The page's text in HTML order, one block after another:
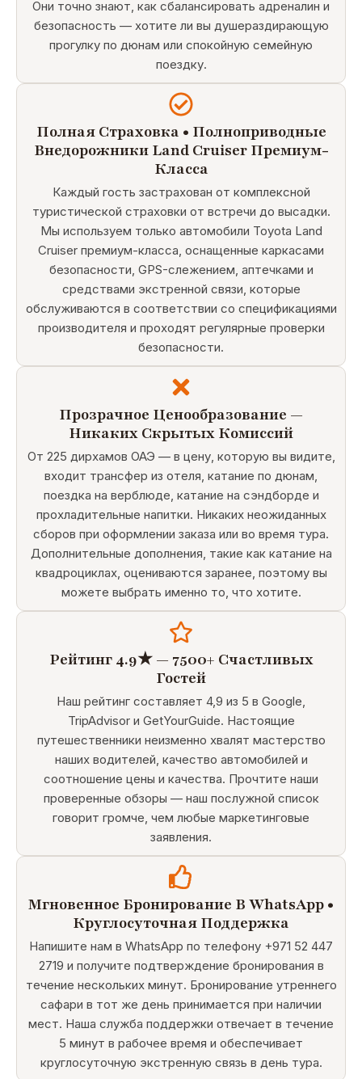
Они точно знают, как сбалансировать адреналин и
безопасность — хотите ли вы душераздирающую
прогулку по дюнам или спокойную семейную
поездку.
Полная Страховка • Полноприводные
Внедорожники Land Cruiser Премиум-
Класса
Каждый гость застрахован от комплексной
туристической страховки от встречи до высадки.
Мы используем только автомобили Toyota Land
Cruiser премиум-класса, оснащенные каркасами
безопасности, GPS-слежением, аптечками и
средствами экстренной связи, которые
обслуживаются в соответствии со спецификациями
производителя и проходят регулярные проверки
безопасности.
Прозрачное Ценообразование —
Никаких Скрытых Комиссий
От 225 дирхамов ОАЭ — в цену, которую вы видите,
входит трансфер из отеля, катание по дюнам,
поездка на верблюде, катание на сэндборде и
прохладительные напитки. Никаких неожиданных
сборов при оформлении заказа или во время тура.
Дополнительные дополнения, такие как катание на
квадроциклах, оцениваются заранее, поэтому вы
можете выбрать именно то, что хотите.
Рейтинг 4.9★ — 7500+ Счастливых
Гостей
Наш рейтинг составляет 4,9 из 5 в Google,
TripAdvisor и GetYourGuide. Настоящие
путешественники неизменно хвалят мастерство
наших водителей, качество автомобилей и
соотношение цены и качества. Прочтите наши
проверенные обзоры — наш послужной список
говорит громче, чем любые маркетинговые
заявления.
Мгновенное Бронирование В WhatsApp •
Круглосуточная Поддержка
Напишите нам в WhatsApp по телефону +971 52 447
2719 и получите подтверждение бронирования в
течение нескольких минут. Бронирование утреннего
сафари в тот же день принимается при наличии
мест. Наша служба поддержки отвечает в течение
5 минут в рабочее время и обеспечивает
круглосуточную экстренную связь в день тура.